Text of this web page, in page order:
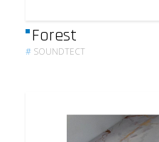
Forest
# SOUNDTECT